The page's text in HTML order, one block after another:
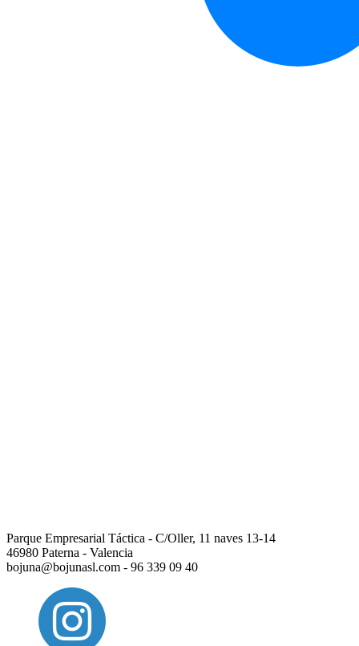
Parque Empresarial Táctica - C/Oller, 11 naves 13-14
46980 Paterna - Valencia
bojuna@bojunasl.com - 96 339 09 40